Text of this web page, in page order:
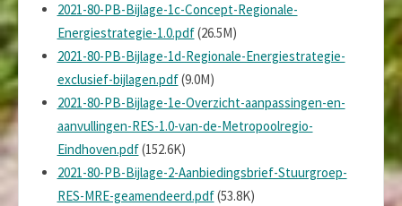
2021-80-PB-Bijlage-1c-Concept-Regionale-
Energiestrategie-1.0.pdf(26.5M)
2021-80-PB-Bijlage-1d-Regionale-Energiestrategie-
exclusief-bijlagen.pdf(9.0M)
2021-80-PB-Bijlage-1e-Overzicht-aanpassingen-en-
aanvullingen-RES-1.0-van-de-Metropoolregio-
Eindhoven.pdf(152.6K)
2021-80-PB-Bijlage-2-Aanbiedingsbrief-Stuurgroep-
RES-MRE-geamendeerd.pdf(53.8K)